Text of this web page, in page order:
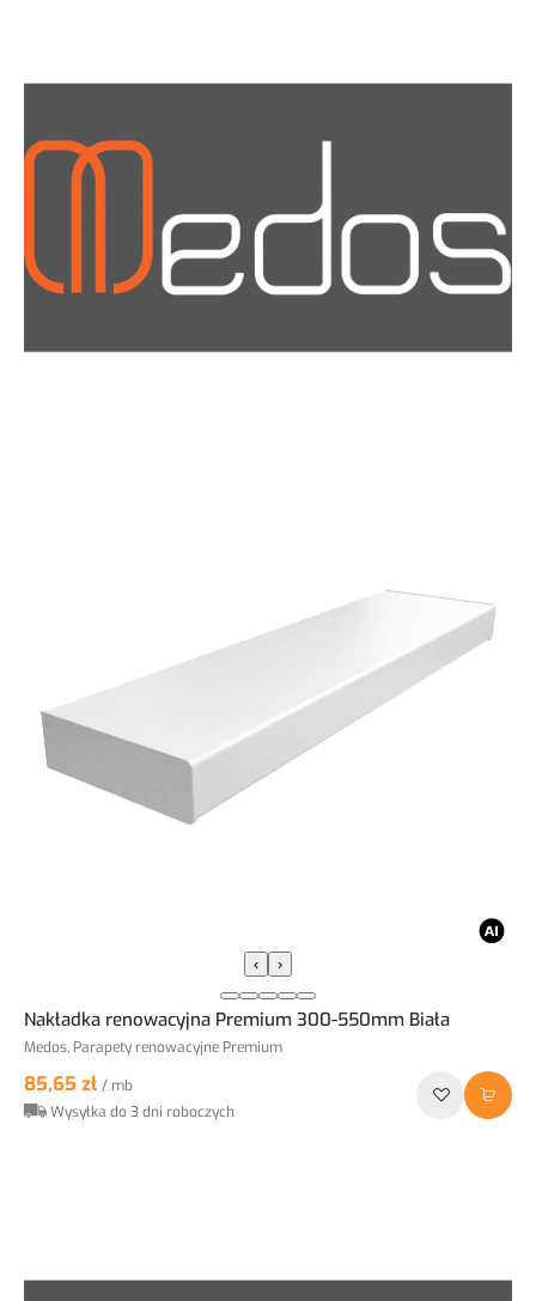
‹ ›
Nakładka renowacyjna Premium 300-550mm Biała
Medos, Parapety renowacyjne Premium
85,65 zł / mb
Wysyłka do 3 dni roboczych